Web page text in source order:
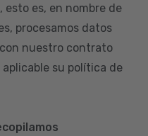
es, en nombre de
procesamos datos
nuestro contrato
aplicable su política de